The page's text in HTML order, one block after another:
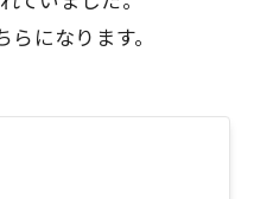
になります。